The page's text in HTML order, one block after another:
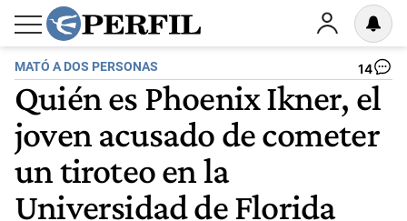
MATÓ A DOS PERSONAS 14
Quién es Phoenix Ikner, el
joven acusado de cometer
un tiroteo en la
Universidad de Florida